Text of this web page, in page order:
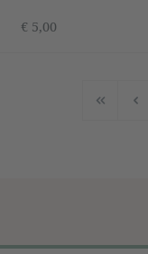
€ 5,00